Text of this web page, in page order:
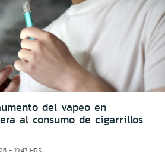
del vapeo en
al consumo de cigarrillos
- 19:47 HRS